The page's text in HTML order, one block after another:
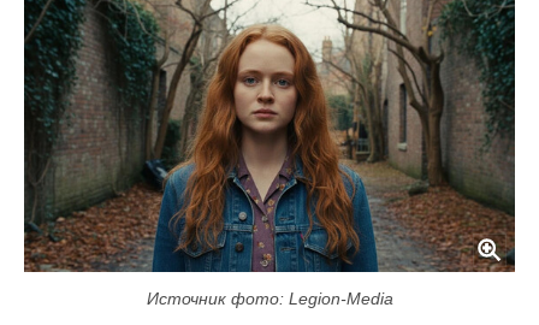
Источник фото: Legion-Media